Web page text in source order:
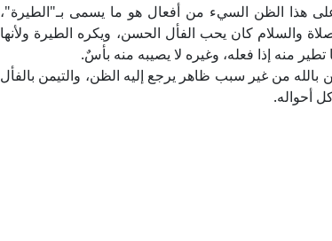
هذا الظن السيء من أفعال هو ما يسمى بـ"الطيرة"،
والسلام كان يحب الفأل الحسن، ويكره الطيرة ولأنها
منه إذا فعله، وغيره لا يصيبه منه بأسٌ.
من غير سبب ظاهر يرجع إليه الظن، والتيمن بالفأل
أحواله.